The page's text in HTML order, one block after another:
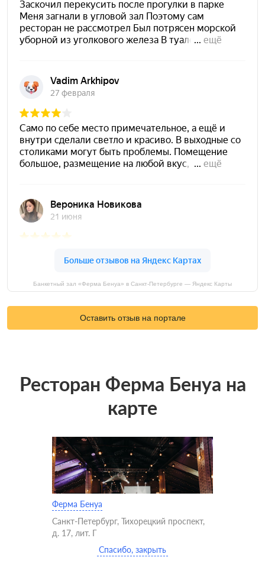
Банкетный зал «Ферма Бенуа» в Санкт-Петербурге — Яндекс Карты
Оставить отзыв на портале
Ресторан Ферма Бенуа на
карте
Ферма Бенуа
Санкт-Петербург, Тихорецкий проспект,
д. 17, лит. Г
Спасибо, закрыть